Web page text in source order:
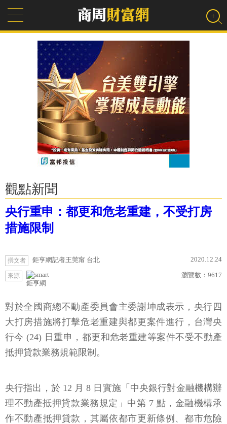
觀點新聞
央行重申：都更和危老重建，不受打房
措施限制
撰文者 鉅亨網記者王莞甯 台北 2020.12.24
來源
鉅亨網
瀏覽數： 9617
對於全國商總不動產委員會主委謝坤成表示，央行四
大打房措施將打擊危老重建與都更案件進行，台灣央
行今 (24) 日重申，都更和危老重建等案件不受不動產
抵押貸款業務規範限制。
央行指出，於 12 月 8 日實施「中央銀行對金融機構辦
理不動產抵押貸款業務規定」中第 7 點，金融機構承
作不動產抵押貸款，其屬依都市更新條例、都市危險